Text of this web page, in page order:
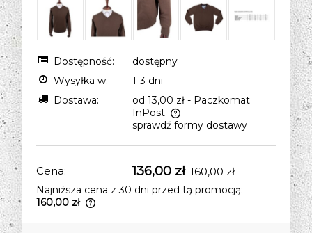
Dostępność:
dostępny
Wysyłka w:
1-3 dni
Dostawa:
od 13,00 zł - Paczkomat
InPost
Cena nie zawiera ewentualnych kosztów
sprawdź formy dostawy
Cena: 136,00 zł 160,00 zł
Najniższa cena z 30 dni przed tą promocją:
160,00 zł